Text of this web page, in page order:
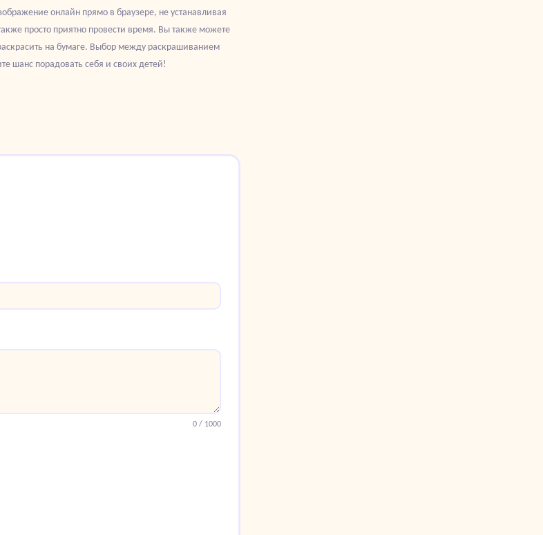
онлайн прямо в браузере, не устанавливая
просто приятно провести время. Вы также можете
на бумаге. Выбор между раскрашиванием
шанс порадовать себя и своих детей!
0/ 1000